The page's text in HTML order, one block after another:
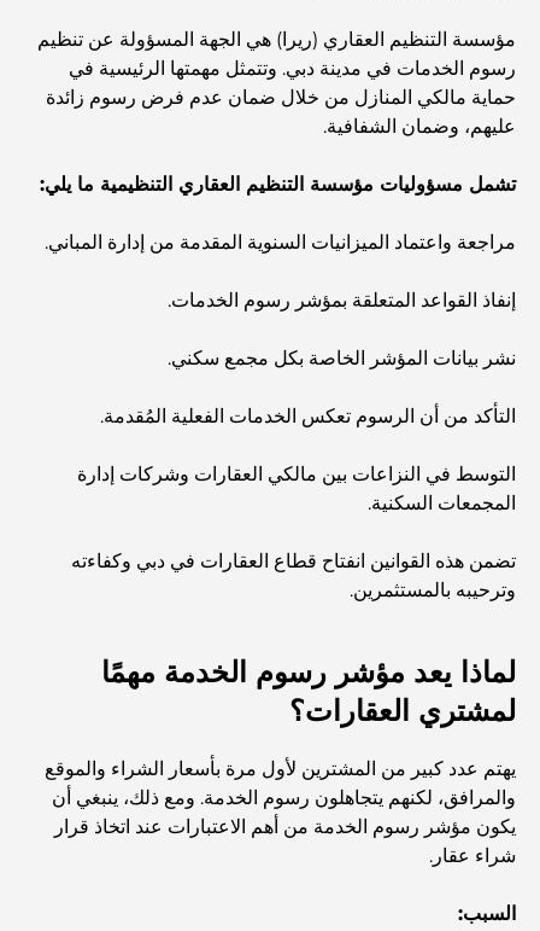
نخلة جبل علي مقابل نخلة جميرا: مقارنة واضحة لمشتري
العقارات الأذكياء
اكتشف جزيرة القمر في دبي: دليلك الأمثل
أفضل 7 مطاعم في خور دبي لتناول الطعام فيها
مطاعم في دبي هيلز: أفضل أماكن تناول الطعام في مركز متنامٍ
أفضل ملاعب الجولف للبطولات في دبي
فاخرة على شاطئ البحر
أفضل مطاعم شرائح اللحم في دبي: دليل لعشاق اللحوم
أغلى دولة في العالم: تصنيف عالمي لتكاليف المعيشة
مؤسسة التنظيم العقاري (ريرا) هي الجهة المسؤولة عن تنظيم
رسوم الخدمات في مدينة دبي. وتتمثل مهمتها الرئيسية في
حماية مالكي المنازل من خلال ضمان عدم فرض رسوم زائدة
عليهم، وضمان الشفافية.
تشمل مسؤوليات مؤسسة التنظيم العقاري التنظيمية ما يلي:
مراجعة واعتماد الميزانيات السنوية المقدمة من إدارة المباني.
إنفاذ القواعد المتعلقة بمؤشر رسوم الخدمات.
نشر بيانات المؤشر الخاصة بكل مجمع سكني.
التأكد من أن الرسوم تعكس الخدمات الفعلية المُقدمة.
التوسط في النزاعات بين مالكي العقارات وشركات إدارة
المجمعات السكنية.
تضمن هذه القوانين انفتاح قطاع العقارات في دبي وكفاءته
وترحيبه بالمستثمرين.
لماذا يعد مؤشر رسوم الخدمة مهمًا
لمشتري العقارات؟
يهتم عدد كبير من المشترين لأول مرة بأسعار الشراء والموقع
والمرافق، لكنهم يتجاهلون رسوم الخدمة. ومع ذلك، ينبغي أن
يكون مؤشر رسوم الخدمة من أهم الاعتبارات عند اتخاذ قرار
شراء عقار.
السبب: